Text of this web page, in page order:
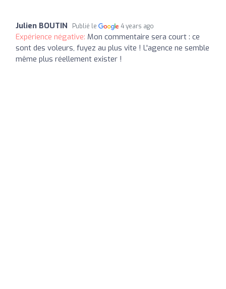
Julien BOUTIN Publié le 4 years ago
Expérience négative: Mon commentaire sera court : ce
sont des voleurs, fuyez au plus vite ! L'agence ne semble
même plus réellement exister !